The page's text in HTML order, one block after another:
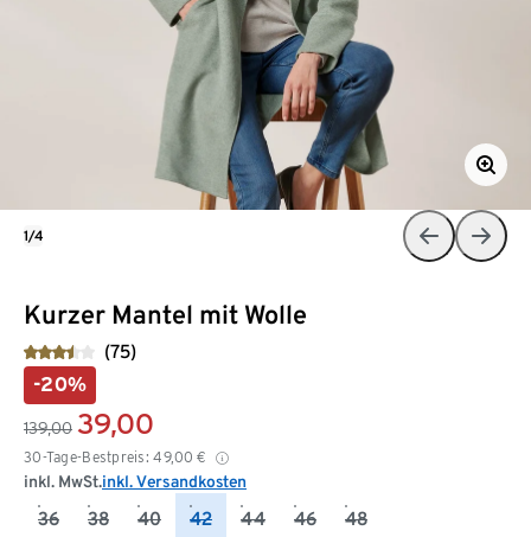
Kurzer Mantel mit Wolle
(75)
-20%
139,00 39,00
30-Tage-Bestpreis: 49,00 €
inkl. MwSt.inkl. Versandkosten
36 38 40 42 44 46 48
1/4